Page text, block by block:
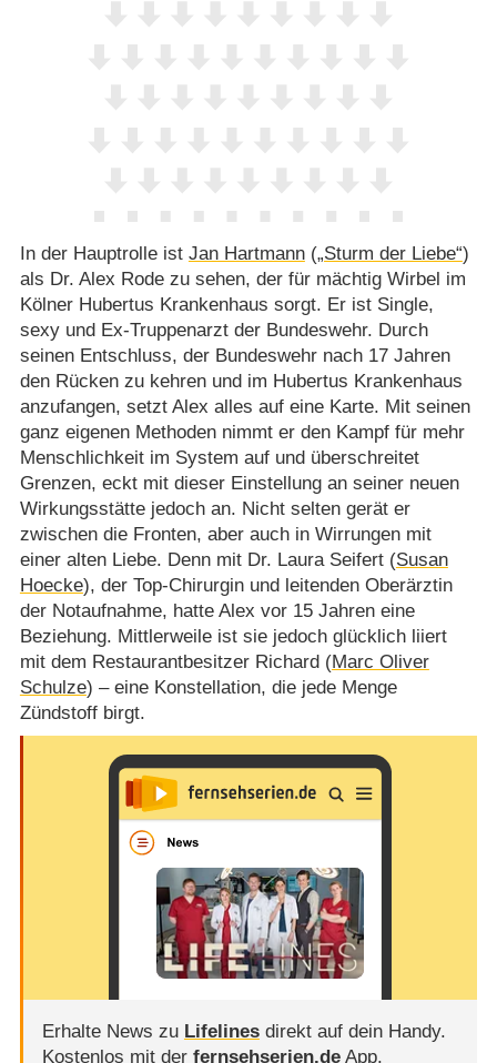
In der Hauptrolle ist Jan Hartmann(„Sturm der Liebe“)
als Dr. Alex Rode zu sehen, der für mächtig Wirbel im
Kölner Hubertus Krankenhaus sorgt. Er ist Single,
sexy und Ex-Truppenarzt der Bundeswehr. Durch
seinen Entschluss, der Bundeswehr nach 17 Jahren
den Rücken zu kehren und im Hubertus Krankenhaus
anzufangen, setzt Alex alles auf eine Karte. Mit seinen
ganz eigenen Methoden nimmt er den Kampf für mehr
Menschlichkeit im System auf und überschreitet
Grenzen, eckt mit dieser Einstellung an seiner neuen
Wirkungsstätte jedoch an. Nicht selten gerät er
zwischen die Fronten, aber auch in Wirrungen mit
einer alten Liebe. Denn mit Dr. Laura Seifert (Susan
Hoecke), der Top-Chirurgin und leitenden Oberärztin
der Notaufnahme, hatte Alex vor 15 Jahren eine
Beziehung. Mittlerweile ist sie jedoch glücklich liiert
mit dem Restaurantbesitzer Richard (Marc Oliver
Schulze) – eine Konstellation, die jede Menge
Zündstoff birgt.
Erhalte News zu Lifelinesdirekt auf dein Handy.
Kostenlos mit der fernsehserien.deApp.